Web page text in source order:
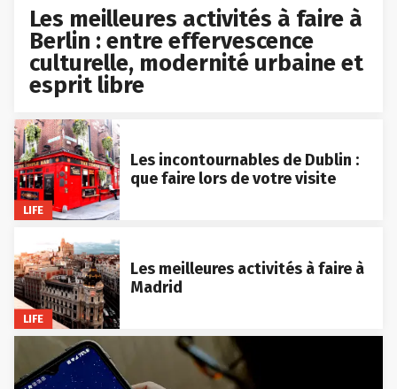
Les meilleures activités à faire à
Berlin : entre effervescence
culturelle, modernité urbaine et
esprit libre
LIFE
Les incontournables de Dublin :
que faire lors de votre visite
LIFE
Les meilleures activités à faire à
Madrid